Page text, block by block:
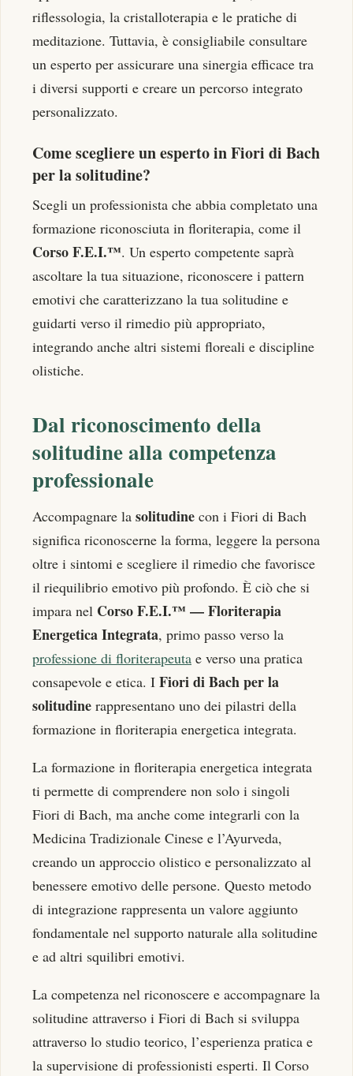
riflessologia, la cristalloterapia e le pratiche di
meditazione. Tuttavia, è consigliabile consultare
un esperto per assicurare una sinergia efficace tra
i diversi supporti e creare un percorso integrato
personalizzato.
Come scegliere un esperto in Fiori di Bach
per la solitudine?
Scegli un professionista che abbia completato una
formazione riconosciuta in floriterapia, come il
Corso F.E.I.™. Un esperto competente saprà
ascoltare la tua situazione, riconoscere i pattern
emotivi che caratterizzano la tua solitudine e
guidarti verso il rimedio più appropriato,
integrando anche altri sistemi floreali e discipline
olistiche.
Dal riconoscimento della
solitudine alla competenza
professionale
Accompagnare la solitudine con i Fiori di Bach
significa riconoscerne la forma, leggere la persona
oltre i sintomi e scegliere il rimedio che favorisce
il riequilibrio emotivo più profondo. È ciò che si
impara nel Corso F.E.I.™ — Floriterapia
Energetica Integrata, primo passo verso la
professione di floriterapeuta e verso una pratica
consapevole e etica. I Fiori di Bach per la
solitudine rappresentano uno dei pilastri della
formazione in floriterapia energetica integrata.
La formazione in floriterapia energetica integrata
ti permette di comprendere non solo i singoli
Fiori di Bach, ma anche come integrarli con la
Medicina Tradizionale Cinese e l’Ayurveda,
creando un approccio olistico e personalizzato al
benessere emotivo delle persone. Questo metodo
di integrazione rappresenta un valore aggiunto
fondamentale nel supporto naturale alla solitudine
e ad altri squilibri emotivi.
La competenza nel riconoscere e accompagnare la
solitudine attraverso i Fiori di Bach si sviluppa
attraverso lo studio teorico, l’esperienza pratica e
la supervisione di professionisti esperti. Il Corso